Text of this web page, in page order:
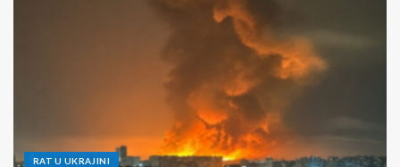
RAT U UKRAJINI